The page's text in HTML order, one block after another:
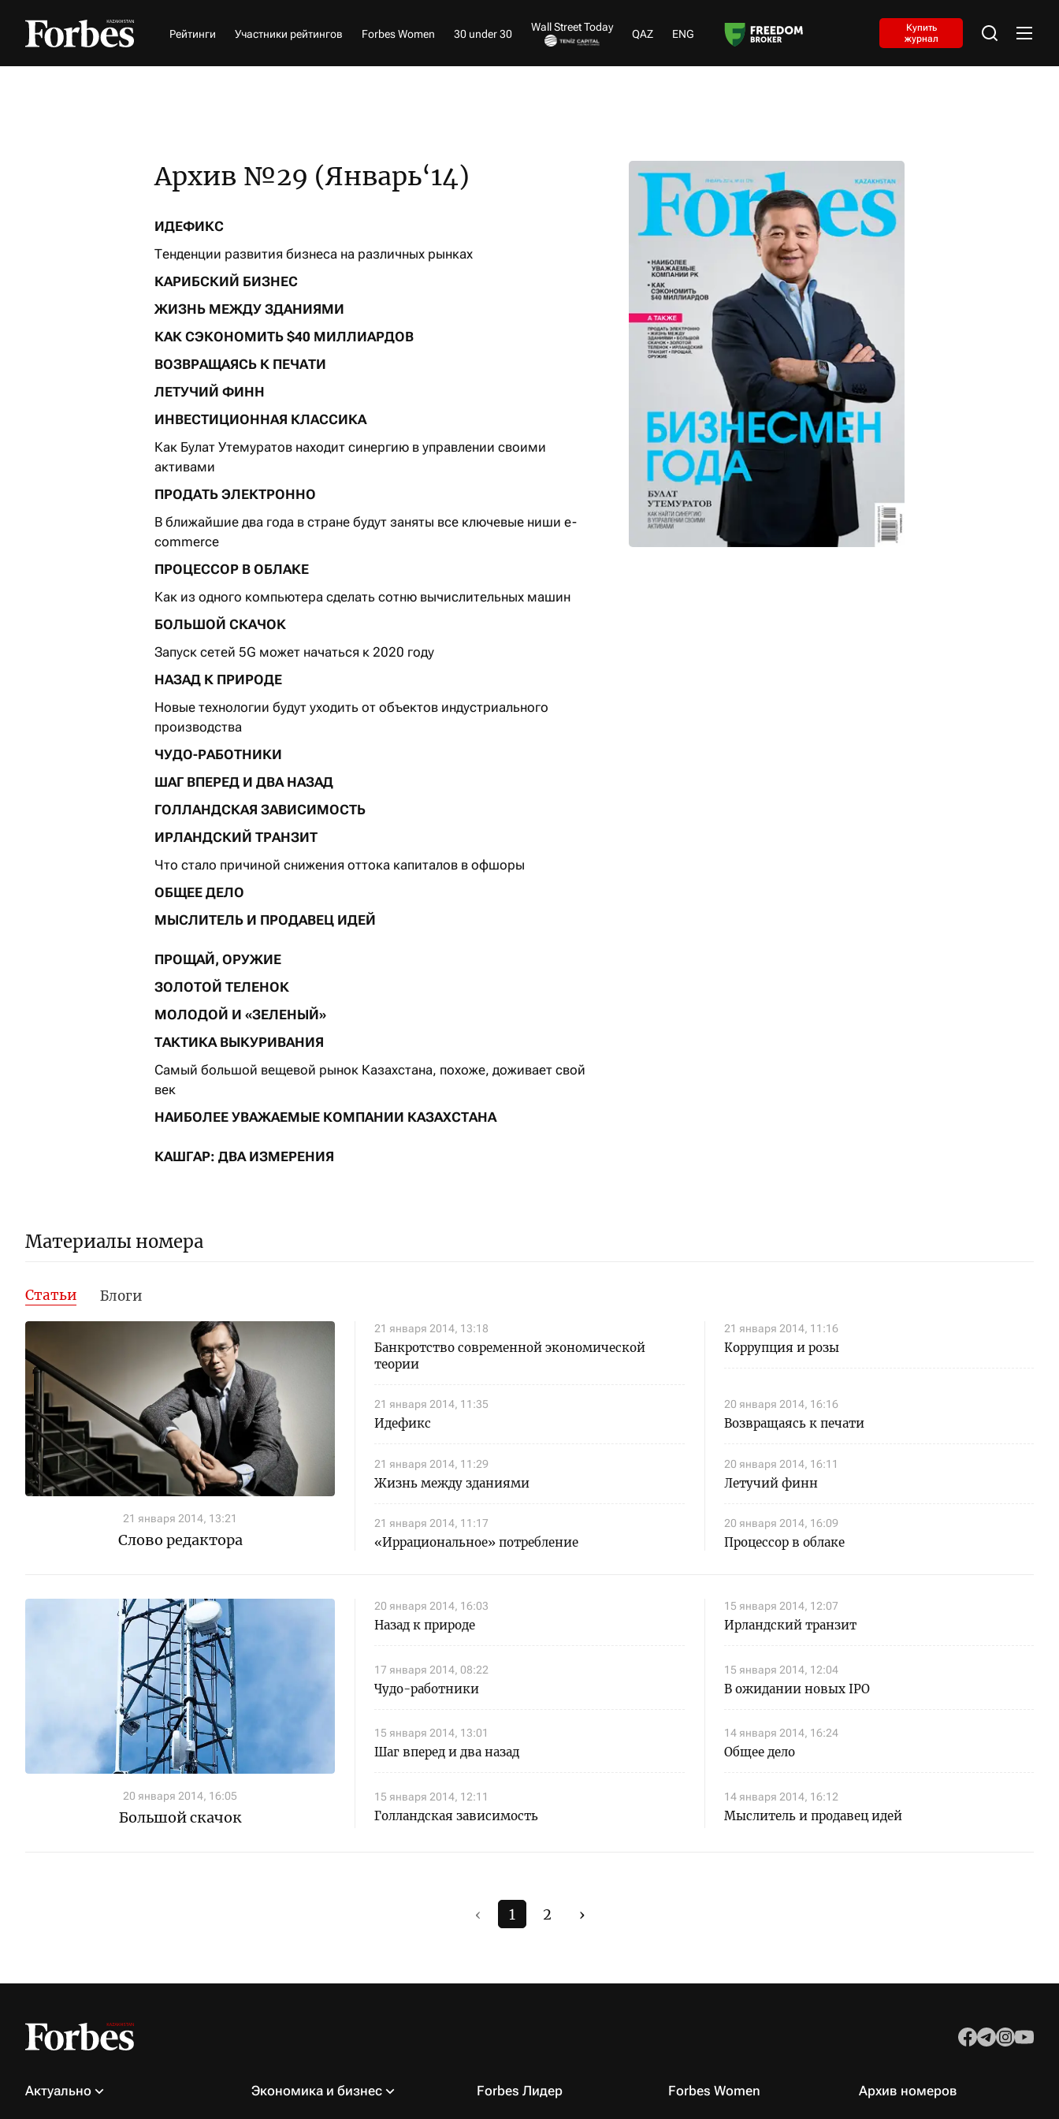
Рейтинги Участники рейтингов Forbes Women 30 under 30
Wall Street Today
QAZ ENG
Купить
журнал
Архив №29 (Январь‘14)
ИДЕФИКС
Тенденции развития бизнеса на различных рынках
КАРИБСКИЙ БИЗНЕС
ЖИЗНЬ МЕЖДУ ЗДАНИЯМИ
КАК СЭКОНОМИТЬ $40 МИЛЛИАРДОВ
ВОЗВРАЩАЯСЬ К ПЕЧАТИ
ЛЕТУЧИЙ ФИНН
ИНВЕСТИЦИОННАЯ КЛАССИКА
Как Булат Утемуратов находит синергию в управлении своими
активами
ПРОДАТЬ ЭЛЕКТРОННО
В ближайшие два года в стране будут заняты все ключевые ниши e-
commerce
ПРОЦЕССОР В ОБЛАКЕ
Как из одного компьютера сделать сотню вычислительных машин
БОЛЬШОЙ СКАЧОК
Запуск сетей 5G может начаться к 2020 году
НАЗАД К ПРИРОДЕ
Новые технологии будут уходить от объектов индустриального
производства
ЧУДО-РАБОТНИКИ
ШАГ ВПЕРЕД И ДВА НАЗАД
ГОЛЛАНДСКАЯ ЗАВИСИМОСТЬ
ИРЛАНДСКИЙ ТРАНЗИТ
Что стало причиной снижения оттока капиталов в офшоры
ОБЩЕЕ ДЕЛО
МЫСЛИТЕЛЬ И ПРОДАВЕЦ ИДЕЙ
ПРОЩАЙ, ОРУЖИЕ
ЗОЛОТОЙ ТЕЛЕНОК
МОЛОДОЙ И «ЗЕЛЕНЫЙ»
ТАКТИКА ВЫКУРИВАНИЯ
Самый большой вещевой рынок Казахстана, похоже, доживает свой
век
НАИБОЛЕЕ УВАЖАЕМЫЕ КОМПАНИИ КАЗАХСТАНА
КАШГАР: ДВА ИЗМЕРЕНИЯ
Материалы номера
Статьи Блоги
21 января 2014, 13:21
Слово редактора
21 января 2014, 13:18
Банкротство современной экономической
теории
21 января 2014, 11:35
Идефикс
21 января 2014, 11:29
Жизнь между зданиями
21 января 2014, 11:17
«Иррациональное» потребление
21 января 2014, 11:16
Коррупция и розы
20 января 2014, 16:16
Возвращаясь к печати
20 января 2014, 16:11
Летучий финн
20 января 2014, 16:09
Процессор в облаке
20 января 2014, 16:05
Большой скачок
20 января 2014, 16:03
Назад к природе
17 января 2014, 08:22
Чудо-работники
15 января 2014, 13:01
Шаг вперед и два назад
15 января 2014, 12:11
Голландская зависимость
15 января 2014, 12:07
Ирландский транзит
15 января 2014, 12:04
В ожидании новых IPO
14 января 2014, 16:24
Общее дело
14 января 2014, 16:12
Мыслитель и продавец идей
‹ 1 2 ›
Актуально Экономика и бизнес Forbes Лидер Forbes Women Архив номеров